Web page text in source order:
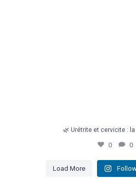
🌿 Urétrite et cervicite :
0 0
Load More